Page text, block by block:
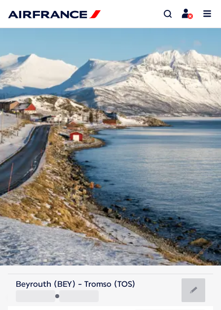
Norvège
Tromso
Beyrouth (BEY) - Tromso (TOS)